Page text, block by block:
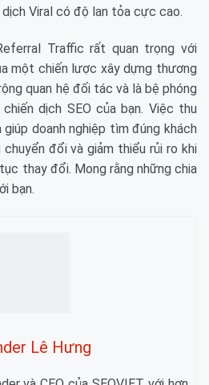
Viral có độ lan tỏa cực cao.
Traffic rất quan trọng với
một chiến lược xây dựng thương
quan hệ đối tác và là bệ phóng
dịch SEO của bạn. Việc thu
doanh nghiệp tìm đúng khách
đổi và giảm thiểu rủi ro khi
thay đổi. Mong rằng những chia
bạn.
Lê Hưng